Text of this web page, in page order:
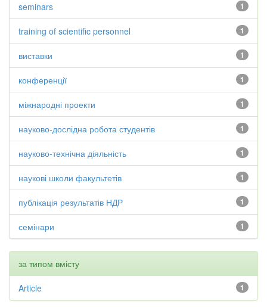
1
seminars
1
training of scientific personnel
1
виставки
1
конференції
1
міжнародні проекти
1
науково-дослідна робота студентів
1
науково-технічна діяльність
1
наукові школи факультетів
1
публікація результатів НДР
1
семінари
за типом вмісту
1
Article